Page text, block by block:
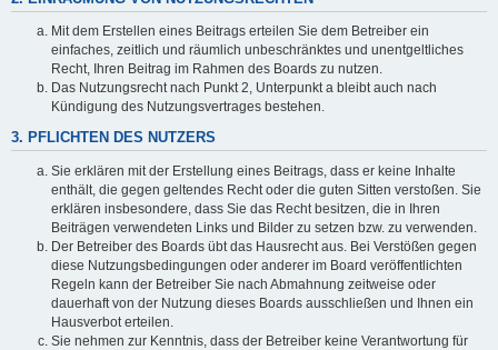
Mit dem Erstellen eines Beitrags erteilen Sie dem Betreiber ein
einfaches, zeitlich und räumlich unbeschränktes und unentgeltliches
Recht, Ihren Beitrag im Rahmen des Boards zu nutzen.
Das Nutzungsrecht nach Punkt 2, Unterpunkt a bleibt auch nach
Kündigung des Nutzungsvertrages bestehen.
3. PFLICHTEN DES NUTZERS
Sie erklären mit der Erstellung eines Beitrags, dass er keine Inhalte
enthält, die gegen geltendes Recht oder die guten Sitten verstoßen. Sie
erklären insbesondere, dass Sie das Recht besitzen, die in Ihren
Beiträgen verwendeten Links und Bilder zu setzen bzw. zu verwenden.
Der Betreiber des Boards übt das Hausrecht aus. Bei Verstößen gegen
diese Nutzungsbedingungen oder anderer im Board veröffentlichten
Regeln kann der Betreiber Sie nach Abmahnung zeitweise oder
dauerhaft von der Nutzung dieses Boards ausschließen und Ihnen ein
Hausverbot erteilen.
Sie nehmen zur Kenntnis, dass der Betreiber keine Verantwortung für